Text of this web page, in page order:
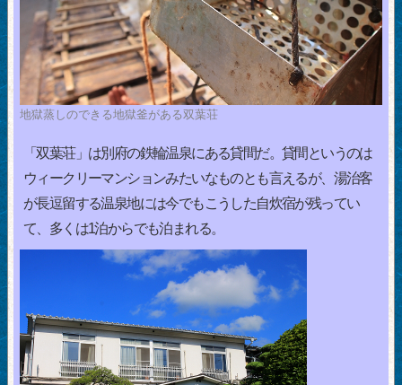
地獄蒸しのできる地獄釜がある双葉荘
「双葉荘」は別府の鉄輪温泉にある貸間だ。貸間というのは
ウィークリーマンションみたいなものとも言えるが、湯治客
が長逗留する温泉地には今でもこうした自炊宿が残ってい
て、多くは1泊からでも泊まれる。